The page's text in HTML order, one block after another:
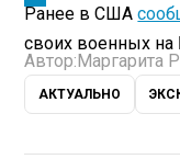
Ранее в США
своих военных
Автор: Маргарита
АКТУАЛЬНО